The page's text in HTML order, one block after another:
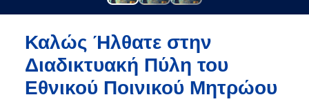
Καλώς Ήλθατε στην
Διαδικτυακή Πύλη του
Εθνικού Ποινικού Μητρώου